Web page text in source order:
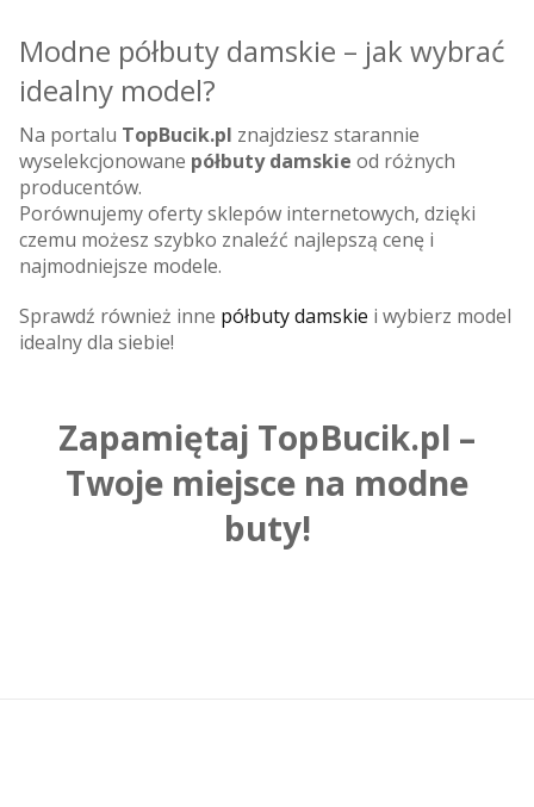
Modne półbuty damskie – jak wybrać
idealny model?
Na portalu TopBucik.pl znajdziesz starannie
wyselekcjonowane półbuty damskie od różnych
producentów.
Porównujemy oferty sklepów internetowych, dzięki
czemu możesz szybko znaleźć najlepszą cenę i
najmodniejsze modele.
Sprawdź również inne półbuty damskie i wybierz model
idealny dla siebie!
Zapamiętaj TopBucik.pl –
Twoje miejsce na modne
buty!